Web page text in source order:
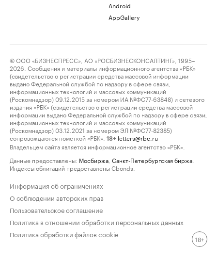
Android
AppGallery
© ООО «БИЗНЕСПРЕСС», АО «РОСБИЗНЕСКОНСАЛТИНГ», 1995–
2026. Сообщения и материалы информационного агентства «РБК»
(свидетельство о регистрации средства массовой информации
выдано Федеральной службой по надзору в сфере связи,
информационных технологий и массовых коммуникаций
(Роскомнадзор) 09.12.2015 за номером ИА №ФС77-63848) и сетевого
издания «РБК» (свидетельство о регистрации средства массовой
информации выдано Федеральной службой по надзору в сфере связи,
информационных технологий и массовых коммуникаций
(Роскомнадзор) 03.12.2021 за номером ЭЛ №ФС77-82385)
сопровождаются пометкой «РБК».
18+ letters@rbc.ru
Владельцем сайта является информационное агентство «РБК».
Данные предоставлены: Мосбиржа Санкт-Петербургская биржа
Индексы облигаций предоставлены Cbonds.
Информация об ограничениях
О соблюдении авторских прав
Пользовательское соглашение
Политика в отношении обработки персональных данных
Политика обработки файлов cookie
18+